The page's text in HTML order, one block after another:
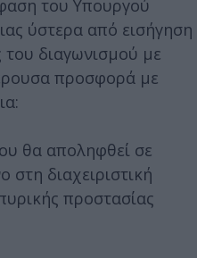
του Υπουργού
ύστερα από εισήγηση
του διαγωνισμού με
προσφορά με
θα αποληφθεί σε
διαχειριστική
προστασίας